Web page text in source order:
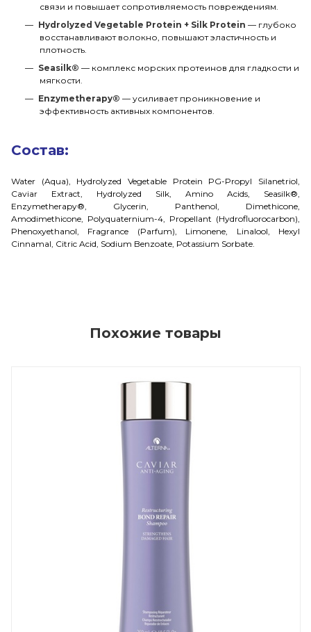
связи и повышает сопротивляемость повреждениям.
Hydrolyzed Vegetable Protein + Silk Protein — глубоко
восстанавливают волокно, повышают эластичность и
плотность.
Seasilk® — комплекс морских протеинов для гладкости и
мягкости.
Enzymetherapy® — усиливает проникновение и
эффективность активных компонентов.
Состав:
Water (Aqua), Hydrolyzed Vegetable Protein PG-Propyl Silanetriol,
Caviar Extract, Hydrolyzed Silk, Amino Acids, Seasilk®,
Enzymetherapy®, Glycerin, Panthenol, Dimethicone,
Amodimethicone, Polyquaternium-4, Propellant (Hydrofluorocarbon),
Phenoxyethanol, Fragrance (Parfum), Limonene, Linalool, Hexyl
Cinnamal, Citric Acid, Sodium Benzoate, Potassium Sorbate.
Похожие товары